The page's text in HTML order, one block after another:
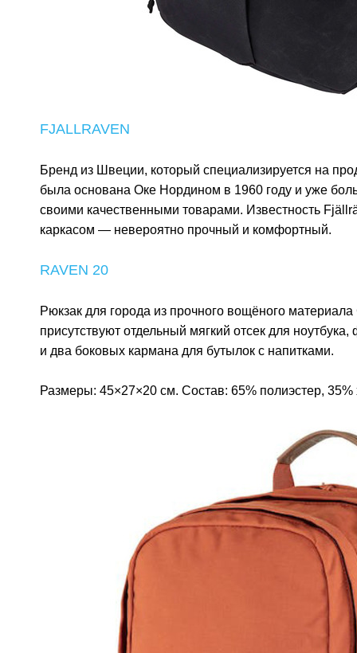
FJALLRAVEN
Бренд из Швеции, который специализируется на
была основана Оке Нордином в 1960 году и уже
своими качественными товарами. Известность
каркасом — невероятно прочный и комфортный.
RAVEN 20
Рюкзак для города из прочного вощёного
присутствуют отдельный мягкий отсек для
и два боковых кармана для бутылок с напитками.
Размеры: 45×27×20 см. Состав: 65% полиэстер, 35%